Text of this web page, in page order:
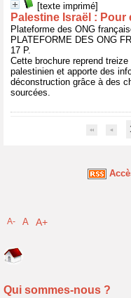
[texte imprimé]
Palestine Israël :
Plateforme des ONG
PLATEFORME DES ONG
17 P.
Cette brochure reprend
palestinien et apporte des
déconstruction grâce à des
sourcées.
A- A A+
Qui sommes-nous ?